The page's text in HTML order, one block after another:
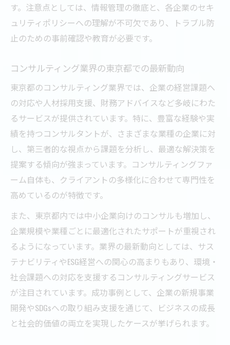
す。注意点としては、情報管理の徹底と、各企業のセキ
ュリティポリシーへの理解が不可欠であり、トラブル防
止のための事前確認や教育が必要です。
コンサルティング業界の東京都での最新動向
東京都のコンサルティング業界では、企業の経営課題へ
の対応や人材採用支援、財務アドバイスなど多岐にわた
るサービスが提供されています。特に、豊富な経験や実
績を持つコンサルタントが、さまざまな業種の企業に対
し、第三者的な視点から課題を分析し、最適な解決策を
提案する傾向が強まっています。コンサルティングファ
ーム自体も、クライアントの多様化に合わせて専門性を
高めているのが特徴です。
また、東京都内では中小企業向けのコンサルも増加し、
企業規模や業種ごとに最適化されたサポートが重視され
るようになっています。業界の最新動向としては、サス
テナビリティやESG経営への関心の高まりもあり、環境・
社会課題への対応を支援するコンサルティングサービス
が注目されています。成功事例として、企業の新規事業
開発やSDGsへの取り組み支援を通じて、ビジネスの成長
と社会的価値の両立を実現したケースが挙げられます。